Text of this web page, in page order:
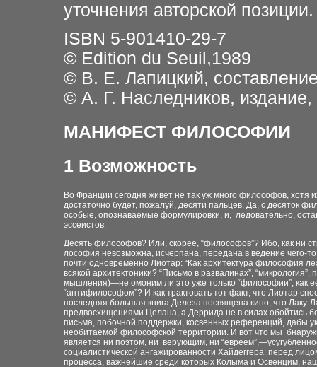
уточнения авторской позиции.
ISBN 5-901410-29-7
© Edition du Seuil,1989
© В. Е. Лапицкий,
© А. Г. Наследников,
МАНИФЕСТ ФИЛОСОФИИ
1 Возможность
Во Франции сегодня живет не так уж много философов, хотя
достаточно будет, пожалуй, десяти пальцев. Да, с десяток
особые, опознаваемые формулировки, и, ледовательно,
эссеистов.
Десять философов? Или, скорее, “философов”? Ибо, как ни
лософия невозможна, исчерпана, передана в ведение чего-
почти одновременно Лиотар: “Как архитектура философия
всякой архитектоники? “Письмо в развалинах”,
мышления)—не омоним ли это уже только “философии”, как
“антифилософом”? И как трактовать тот факт, что Лиотар
последняя большая книга Делеза посвящена кино, что Лаку-
предвосхищениями Целана, а Деррида не в силах обойтись
письма, побочной поддержки, косвенных референций, дабы
необитаемой философской территории. И вот что мы
является ни поэтом, ни верующим, ни
социалистической ангажированности Хайдеггера: перед
процесса, важнейшие среди которых Колыма и Освенцим,